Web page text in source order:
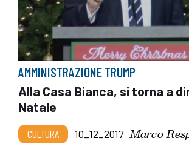
AMMINISTRAZIONE TRUMP
Alla Casa Bianca, si torna a
Natale
CULTURA 10_12_2017 Marco